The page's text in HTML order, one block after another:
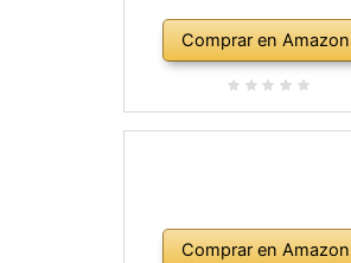
Comprar en Amazon
Comprar en Amazon